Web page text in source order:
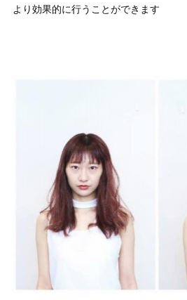
より効果的に行うことができます